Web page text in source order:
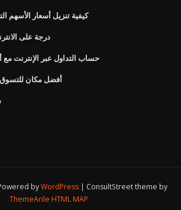
كيفية تنزيل أسعار الأسهم
درجة على
حساب التداول عبر الإنترنت
أفضل مكان للتسوق
byWordPress
ConsultStreet theme by
ThemeArile HTML MAP